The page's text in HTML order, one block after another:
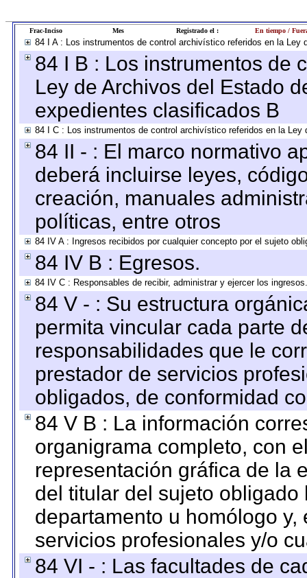
Frac-Inciso Mes Registrado el : En tiempo /
84 I A : Los instrumentos de control archivístico referidos en la
84 I B : Los instrumentos de
Ley de Archivos del Estado
expedientes clasificados B
84 I C : Los instrumentos de control archivístico referidos en la
84 II - : El marco normativo
deberá incluirse leyes,
creación, manuales
políticas, entre otros
84 IV A : Ingresos recibidos por cualquier concepto por el sujeto
84 IV B : Egresos.
84 IV C : Responsables de recibir, administrar y ejercer los ingresos.
84 V - : Su estructura
permita vincular cada parte
responsabilidades que le
prestador de servicios
obligados, de conformidad
84 V B : La información
organigrama completo, con
representación gráfica de la
del titular del sujeto
departamento u homólogo
servicios profesionales y/o
84 VI - : Las facultades de